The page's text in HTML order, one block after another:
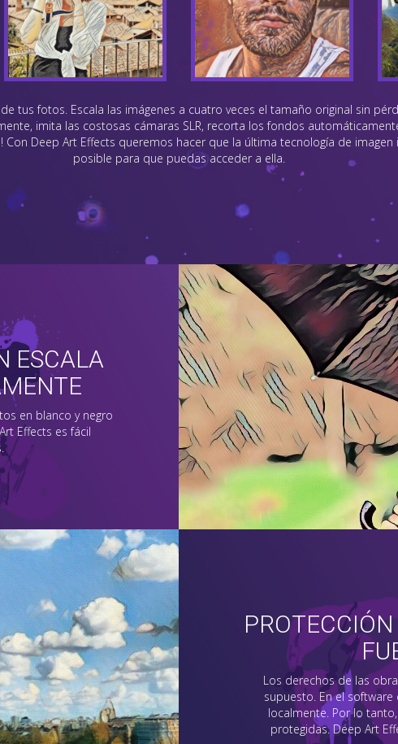
tus fotos. Escala las imágenes a cuatro veces el tamaño original sin
imita las costosas cámaras SLR, recorta los fondos
Con Deep Art Effects queremos hacer que la última tecnología de imagen
posible para que puedas acceder a ella.
ESCALA
en blanco y negro
Effects es fácil
Los derechos de las
supuesto. En el
localmente. Por lo
protegidas. Deep Art